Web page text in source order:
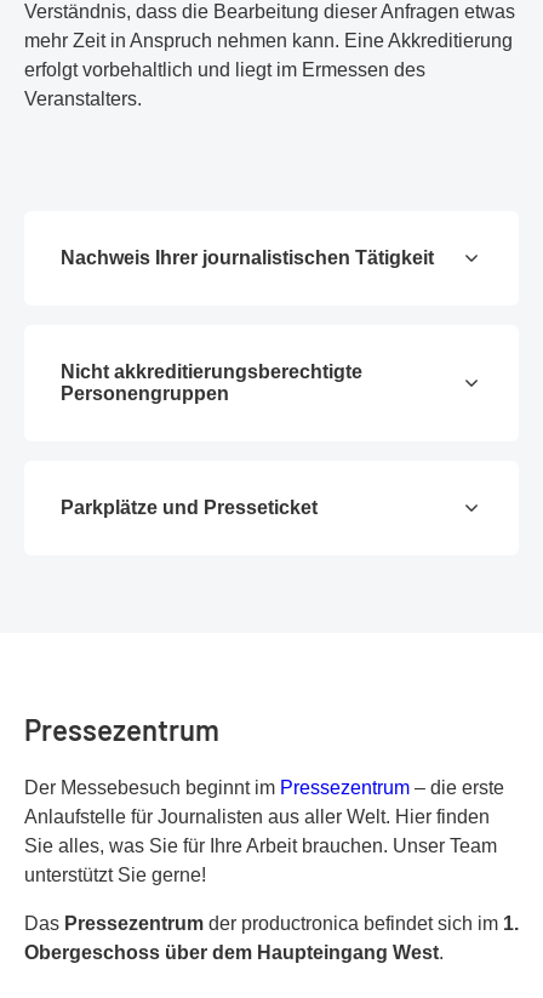
Verständnis, dass die Bearbeitung dieser Anfragen etwas
mehr Zeit in Anspruch nehmen kann. Eine Akkreditierung
erfolgt vorbehaltlich und liegt im Ermessen des
Veranstalters.
Nachweis Ihrer journalistischen Tätigkeit
Nicht akkreditierungsberechtigte
Personengruppen
Parkplätze und Presseticket
Pressezentrum
Der Messebesuch beginnt im Pressezentrum – die erste
Anlaufstelle für Journalisten aus aller Welt. Hier finden
Sie alles, was Sie für Ihre Arbeit brauchen. Unser Team
unterstützt Sie gerne!
Das Pressezentrum der productronica befindet sich im 1.
Obergeschoss über dem Haupteingang West.